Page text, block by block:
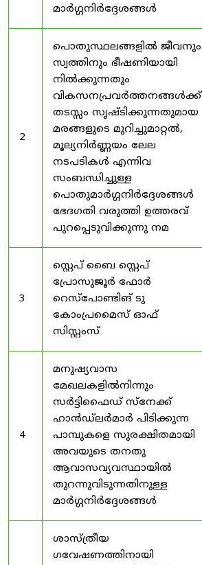
മാർഗ്ഗനിർദ്ദേശങ്ങൾ
2
പൊതുസ്ഥലങ്ങളിൽ ജീവനും
സ്വത്തിനും ഭീഷണിയായി
നിൽക്കുന്നതും
വികസനപ്രവർത്തനങ്ങൾക്ക്
തടസ്സം സൃഷ്ടിക്കുന്നതുമായ
മരങ്ങളുടെ മുറിച്ചുമാറ്റൽ,
മൂല്യനിർണ്ണയം ലേല
നടപടികൾ എന്നിവ
സംബന്ധിച്ചുള്ള
പൊതുമാർഗ്ഗനിർദ്ദേശങ്ങൾ
ഭേദഗതി വരുത്തി ഉത്തരവ്
പുറപ്പെടുവിക്കുന്നു നമ
3
സ്റ്റെപ് ബൈ സ്റ്റെപ്
പ്രോസുജൂർ ഫോർ
റെസ്‌പോണ്ടിങ് ടു
കോംപ്രമൈസ് ഓഫ്
സിസ്റ്റംസ്
4
മനുഷ്യവാസ
മേഖലകളിൽനിന്നും
സർട്ടിഫൈഡ് സ്നേക്ക്
ഹാൻഡ്‌ലർമാർ പിടിക്കുന്ന
പാമ്പുകളെ സുരക്ഷിതമായി
അവയുടെ തനതു
ആവാസവ്യവസ്ഥായിൽ
തുറന്നുവിടുന്നതിനുള്ള
മാർഗ്ഗനിർദ്ദേശങ്ങൾ
ശാസ്ത്രീയ
ഗവേഷണത്തിനായി